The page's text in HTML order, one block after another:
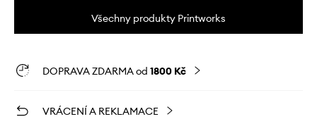
Všechny produkty Printworks
DOPRAVA ZDARMA od 1800 Kč
VRÁCENÍ A REKLAMACE